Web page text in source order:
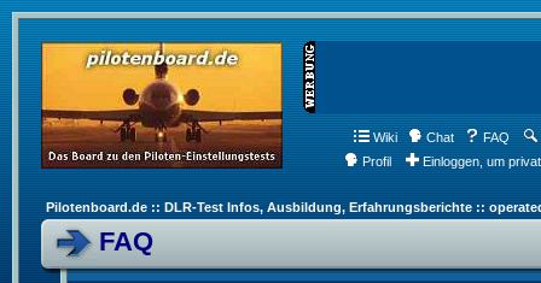
Wiki Chat FAQ
Profil
Einloggen, um
Pilotenboard.de :: DLR-Test Infos, Ausbildung, Erfahrungsberichte ::
FAQ